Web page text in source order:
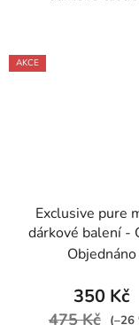
AKCE
Exclusive pure
dárkové balení -
Objednáno
350 Kč
475 Kč (–26